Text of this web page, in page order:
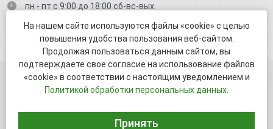
пн - пт с 9:00 до 18:00 сб-вс-вых.
+7 (499) 682-71-91
business.info@unikomm.ru
© ООО УникоММ 2005-2026
На нашем сайте используются файлы «cookie» с целью
повышения удобства пользования веб-сайтом.
Продолжая пользоваться данным сайтом, вы
подтверждаете свое согласие на использование файлов
«cookie» в соответствии с настоящим уведомлением и
Политикой обработки персональных данных.
Принять